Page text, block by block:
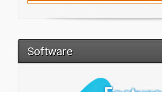
Software